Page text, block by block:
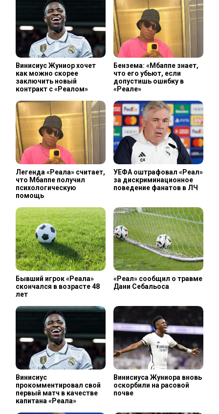
Винисиус Жуниор хочет
как можно скорее
заключить новый
контракт с «Реалом»
Бензема: «Мбаппе знает,
что его убьют, если
допустишь ошибку в
«Реале»
Легенда «Реала» считает,
что Мбаппе получил
психологическую
помощь
УЕФА оштрафовал «Реал»
за дискриминационное
поведение фанатов в ЛЧ
Бывший игрок «Реала»
скончался в возрасте 48
лет
«Реал» сообщил о травме
Дани Себальоса
Винисиус
прокомментировал свой
первый матч в качестве
капитана «Реала»
Винисиуса Жуниора вновь
оскорбили на расовой
почве